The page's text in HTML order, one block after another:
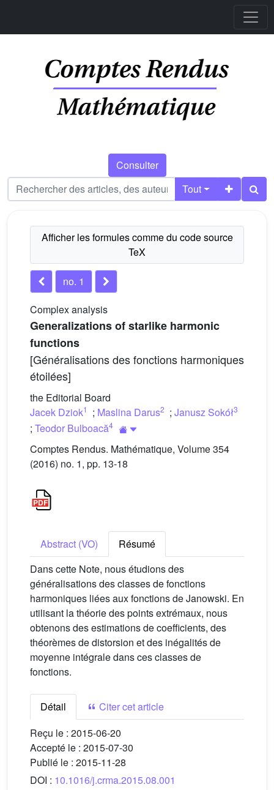
Consulter
Tout
no. 1
Complex analysis
Generalizations of starlike harmonic
functions
[Généralisations des fonctions harmoniques
étoilées]
the Editorial Board
Jacek Dziok1 ; Maslina Darus2 ; Janusz Sokół3
; Teodor Bulboacă4
Comptes Rendus. Mathématique, Volume 354
(2016) no. 1, pp. 13-18
Abstract (VO)
Résumé
Dans cette Note, nous étudions des
généralisations des classes de fonctions
harmoniques liées aux fonctions de Janowski. En
utilisant la théorie des points extrémaux, nous
obtenons des estimations de coefficients, des
théorèmes de distorsion et des inégalités de
moyenne intégrale dans ces classes de
fonctions.
Détail
Citer cet article
Reçu le : 2015-06-20
Accepté le : 2015-07-30
Publié le : 2015-11-28
DOI : 10.1016/j.crma.2015.08.001